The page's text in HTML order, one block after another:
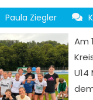
Paula Ziegler
Am